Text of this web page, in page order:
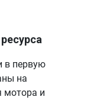
в первую
на
мотора и